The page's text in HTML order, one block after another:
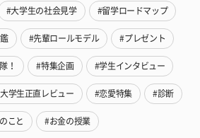
#大学生の社会見学 #留学ロードマップ
#先輩ロールモデル #プレゼント
！ #特集企画 #学生インタビュー
学生正直レビュー #恋愛特集 #診断
こと #お金の授業